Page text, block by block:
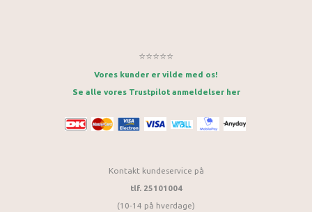
⭐⭐⭐⭐⭐
Vores kunder er vilde med os!
Se alle vores Trustpilot anmeldelser her
Kontakt kundeservice på
tlf. 25101004
(10-14 på hverdage)